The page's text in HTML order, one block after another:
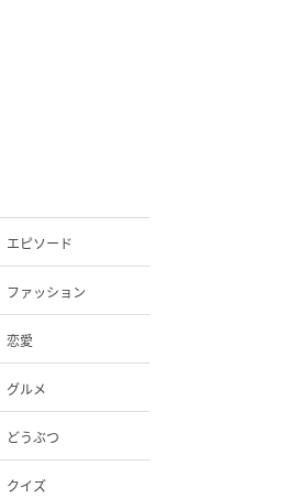
エピソード
ファッション
恋愛
グルメ
どうぶつ
クイズ